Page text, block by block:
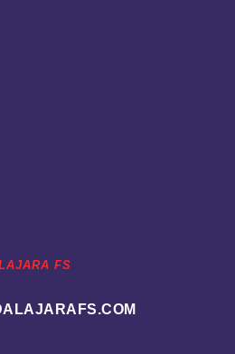
FS